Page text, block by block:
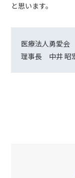
と思います。
医療法人勇愛会
理事長 中井 昭